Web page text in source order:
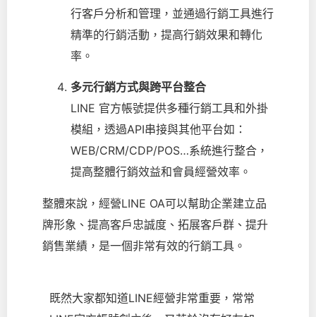
行客戶分析和管理，並通過行銷工具進行
精準的行銷活動，提高行銷效果和轉化
率。
多元行銷方式與跨平台整合
LINE 官方帳號提供多種行銷工具和外掛
模組，透過API串接與其他平台如：
WEB/CRM/CDP/POS…系統進行整合，
提高整體行銷效益和會員經營效率。
整體來說，經營LINE OA可以幫助企業建立品
牌形象、提高客戶忠誠度、拓展客戶群、提升
銷售業績，是一個非常有效的行銷工具。
既然大家都知道LINE經營非常重要，常常